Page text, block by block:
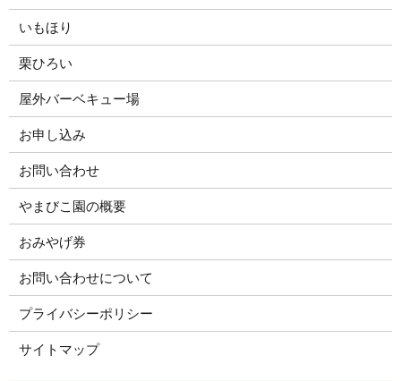
いもほり
栗ひろい
屋外バーベキュー場
お申し込み
お問い合わせ
やまびこ園の概要
おみやげ券
お問い合わせについて
プライバシーポリシー
サイトマップ